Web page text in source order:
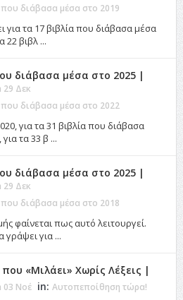
διάβασα μέσα στο 2019
για τα 17 βιβλία που διάβασα μέσα
22 βιβλ ...
διάβασα μέσα στο 2025 |
29 Δεκ
διάβασα μέσα στο 2022
για τα 31 βιβλία που διάβασα
τα 33 β ...
διάβασα μέσα στο 2025 |
29 Δεκ
διάβασα μέσα στο 2018
φαίνεται πως αυτό λειτουργεί.
γράψει για ...
«Μιλάει» Χωρίς Λέξεις |
03 Νοέ in: Αυτοπεποίθηση τώρα!